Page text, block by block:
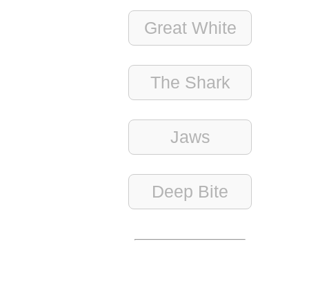
Great White
The Shark
Jaws
Deep Bite